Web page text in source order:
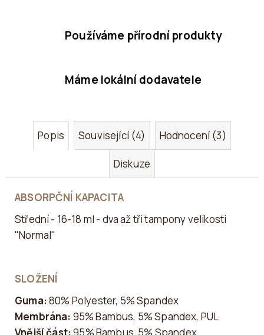
Používáme přírodní produkty
Máme lokální dodavatele
Popis Související (4) Hodnocení (3)
Diskuze
ABSORPČNÍ KAPACITA
Střední - 16-18 ml - dva až tři tampony velikosti
"Normal"
SLOŽENÍ
Guma:80% Polyester, 5% Spandex
Membrána: 95% Bambus, 5% Spandex, PUL
Vnější část:95% Bambus, 5% Spandex